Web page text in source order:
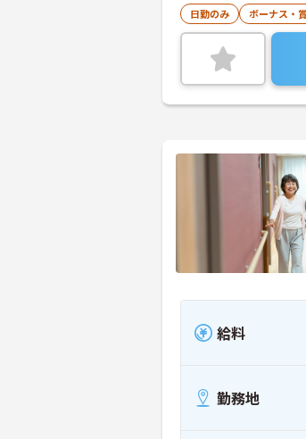
日勤のみ ボーナス・
給料
勤務地